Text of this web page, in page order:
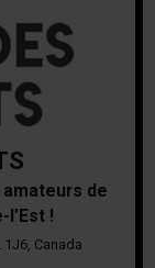
amateurs de
!
Canada